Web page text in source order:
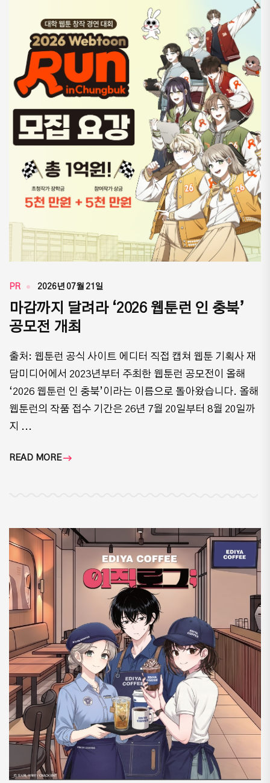
PR 2026년 07월 21일
마감까지 달려라 ‘2026 웹툰런 인 충북’
공모전 개최
출처: 웹툰런 공식 사이트 에디터 직접 캡쳐 웹툰 기획사 재
담미디어에서 2023년부터 주최한 웹툰런 공모전이 올해
‘2026 웹툰런 인 충북’이라는 이름으로 돌아왔습니다. 올해
웹툰런의 작품 접수 기간은 26년 7월 20일부터 8월 20일까
지 ...
READ MORE